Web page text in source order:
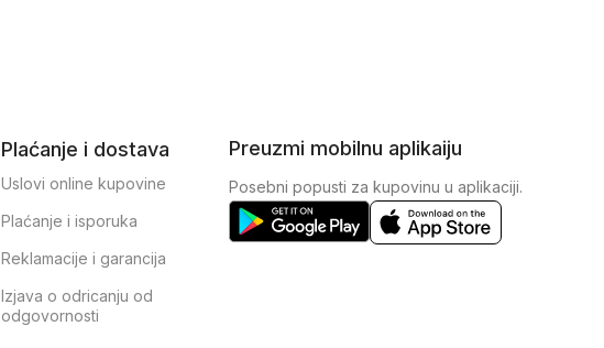
Plaćanje i dostava
Uslovi online kupovine
Plaćanje i isporuka
Reklamacije i garancija
Izjava o odricanju od
odgovornosti
Preuzmi mobilnu aplikaiju
Posebni popusti za kupovinu u aplikaciji.